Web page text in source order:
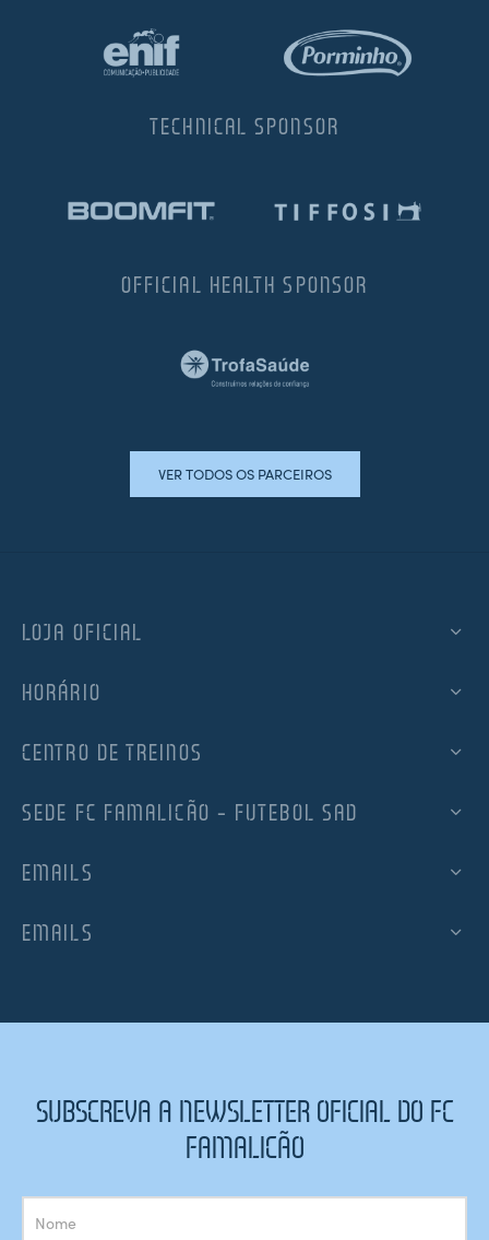
TECHNICAL SPONSOR
OFFICIAL HEALTH SPONSOR
VER TODOS OS PARCEIROS
LOJA OFICIAL
HORÁRIO
CENTRO DE TREINOS
SEDE FC FAMALICÃO – FUTEBOL SAD
EMAILS
EMAILS
SUBSCREVA A NEWSLETTER OFICIAL DO FC
FAMALICÃO
Subscrição